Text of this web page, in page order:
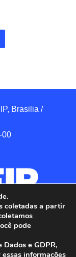
Brasilia /
00
coletadas a partir
pode
Dados e GDPR,
informações